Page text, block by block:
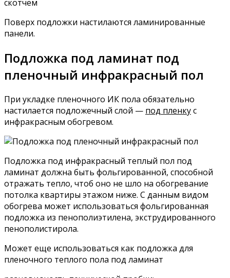
Поверх подложки настилаются ламинированные
панели.
Подложка под ламинат под
пленочный инфракрасный пол
При укладке пленочного ИК пола обязательно
настилается подложечный слой — под пленкус
инфракрасным обогревом.
Подложка под инфракрасный теплый пол под
ламинат должна быть фольгированной, способной
отражать тепло, чтоб оно не шло на обогревание
потолка квартиры этажом ниже. С данным видом
обогрева может использоваться фольгированная
подложка из пенополиэтилена, экструдированного
пенополистирола.
Может еще использоваться как подложка для
пленочного теплого пола под ламинат